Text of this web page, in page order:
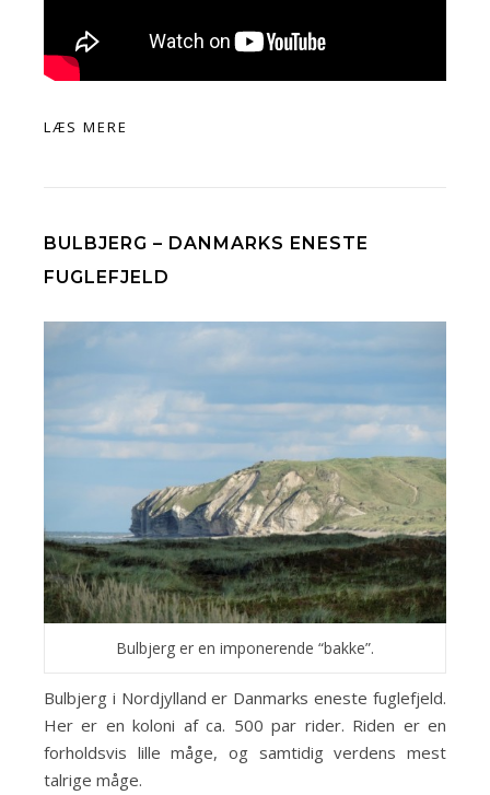
LÆS MERE
BULBJERG – DANMARKS ENESTE
FUGLEFJELD
Bulbjerg er en imponerende “bakke”.
Bulbjerg i Nordjylland er Danmarks eneste fuglefjeld.
Her er en koloni af ca. 500 par rider. Riden er en
forholdsvis lille måge, og samtidig verdens mest
talrige måge.